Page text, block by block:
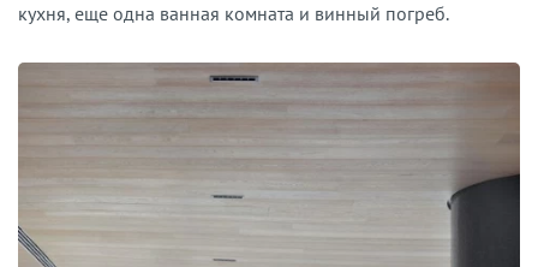
кухня, еще одна ванная комната и винный погреб.